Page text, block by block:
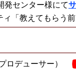
センター様にて
「教えてもらう
ロデューサー）